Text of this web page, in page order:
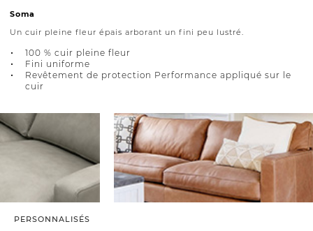
Soma
Un cuir pleine fleur épais arborant un fini peu lustré.
100 % cuir pleine fleur
Fini uniforme
Revêtement de protection Performance appliqué sur le
cuir
PERSONNALISÉS